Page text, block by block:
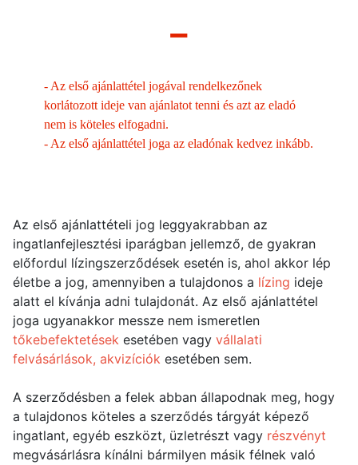
–
-Az első ajánlattétel jogával rendelkezőnek
korlátozott ideje van ajánlatot tenni és azt az eladó
nem is köteles elfogadni.
-Az első ajánlattétel joga az eladónak kedvez inkább.
Az első ajánlattételi jog leggyakrabban az
ingatlanfejlesztési iparágban jellemző, de gyakran
előfordul lízingszerződések esetén is, ahol akkor lép
életbe a jog, amennyiben a tulajdonos a lízing ideje
alatt el kívánja adni tulajdonát. Az első ajánlattétel
joga ugyanakkor messze nem ismeretlen
tőkebefektetések esetében vagy vállalati
felvásárlások, akvizíciók esetében sem.
A szerződésben a felek abban állapodnak meg, hogy
a tulajdonos köteles a szerződés tárgyát képező
ingatlant, egyéb eszközt, üzletrészt vagy részvényt
megvásárlásra kínálni bármilyen másik félnek való